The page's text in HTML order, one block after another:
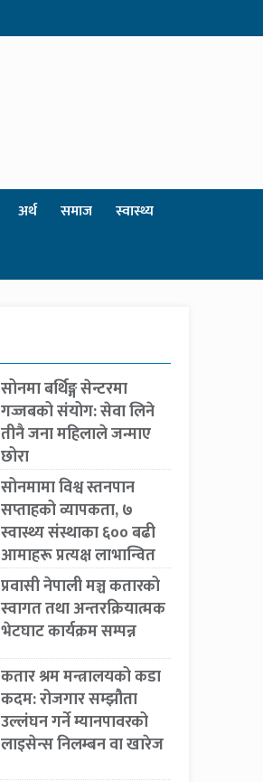
अर्थ समाज
स्वास्थ्य
सोनमा बर्थिङ्ग सेन्टरमा
गज्जबको संयोग: सेवा लिने
तीनै जना महिलाले जन्माए
छोरा
सोनमामा विश्व स्तनपान
सप्ताहको व्यापकता, ७
स्वास्थ्य संस्थाका ६०० बढी
आमाहरू प्रत्यक्ष लाभान्वित
प्रवासी नेपाली मञ्च कतारको
स्वागत तथा अन्तरक्रियात्मक
भेटघाट कार्यक्रम सम्पन्न
कतार श्रम मन्त्रालयको कडा
कदम: रोजगार सम्झौता
उल्लंघन गर्ने म्यानपावरको
लाइसेन्स निलम्बन वा खारेज